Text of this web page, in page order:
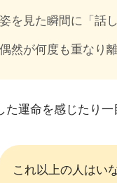
姿を見た瞬間に「話
偶然が何度も重なり
た運命を感じたり
これ以上の人はい